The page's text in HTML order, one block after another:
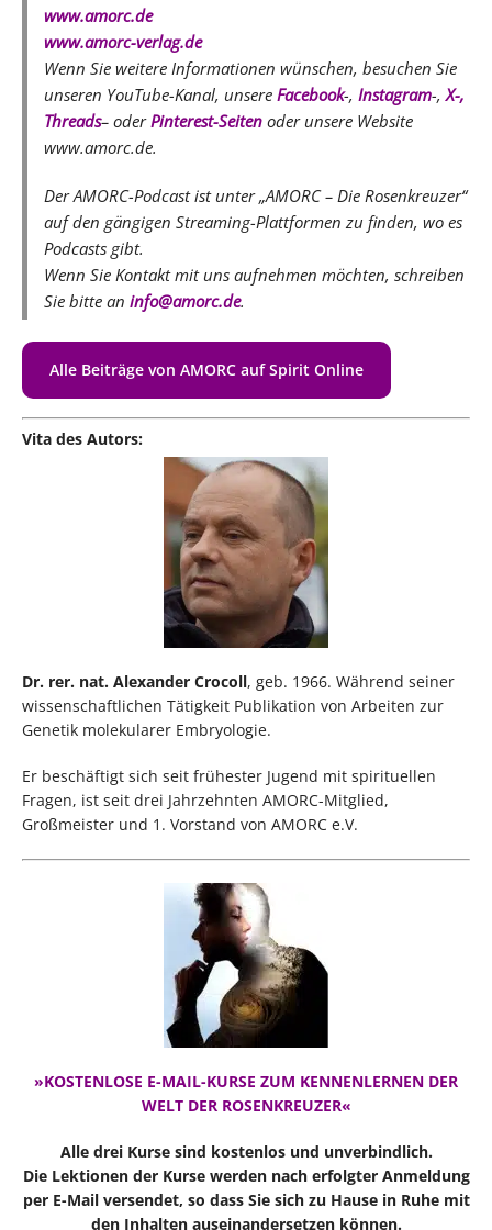
www.amorc.de
www.amorc-verlag.de
Wenn Sie weitere Informationen wünschen, besuchen Sie
unseren YouTube-Kanal, unsere Facebook-, Instagram-, X-,
Threads– oderPinterest-Seiten oder unsere Website
www.amorc.de.
Der AMORC-Podcast ist unter „AMORC – Die Rosenkreuzer“
auf den gängigen Streaming-Plattformen zu finden, wo es
Podcasts gibt.
Wenn Sie Kontakt mit uns aufnehmen möchten, schreiben
Sie bitte an info@amorc.de.
Alle Beiträge von AMORC auf Spirit Online
Vita des Autors:
Dr. rer. nat. Alexander Crocoll, geb. 1966. Während seiner
wissenschaftlichen Tätigkeit Publikation von Arbeiten zur
Genetik molekularer Embryologie.
Er beschäftigt sich seit frühester Jugend mit spirituellen
Fragen, ist seit drei Jahrzehnten AMORC-Mitglied,
Großmeister und 1. Vorstand von AMORC e.V.
»KOSTENLOSE E-MAIL-KURSE ZUM KENNENLERNEN DER
WELT DER ROSENKREUZER«
Alle drei Kurse sind kostenlos und unverbindlich.
Die Lektionen der Kurse werden nach erfolgter Anmeldung
per E-Mail versendet, so dass Sie sich zu Hause in Ruhe mit
den Inhalten auseinandersetzen können.